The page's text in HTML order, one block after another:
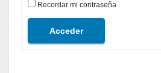
Recordar mi contraseña
Acceder